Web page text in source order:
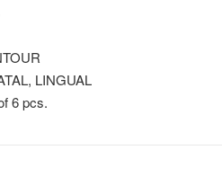
LINGUAL
6 pcs.